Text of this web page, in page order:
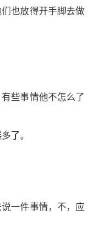
也放得开手脚去做
些事情他不怎么了
了。
一件事情，不，应
看我们谁先铲除
里的黑恶势
警察的天职就
打赏
10
付费内容
6位以上